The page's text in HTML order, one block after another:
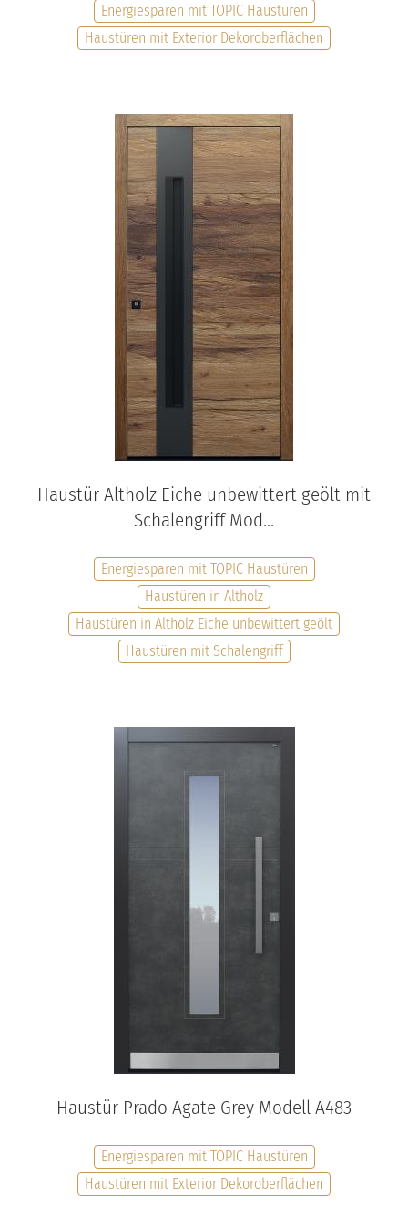
Energiesparen mit TOPIC Haustüren
Haustüren mit Exterior Dekoroberflächen
Haustür Altholz Eiche unbewittert geölt mit
Schalengriff Mod...
Energiesparen mit TOPIC Haustüren
Haustüren in Altholz
Haustüren in Altholz Eiche unbewittert geölt
Haustüren mit Schalengriff
Haustür Prado Agate Grey Modell A483
Energiesparen mit TOPIC Haustüren
Haustüren mit Exterior Dekoroberflächen